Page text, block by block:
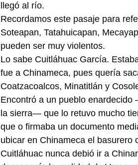
llegó al río.
Recordamos este pasaje para
Soteapan, Tatahuicapan,
pueden ser muy violentos.
Lo sabe Cuitláhuac García.
fue a Chinameca, pues quería
Coatzacoalcos, Minatitlán y
Encontró a un pueblo
la sierra— que lo retuvo mucho
que o firmaba un documento
ubicar en Chinameca el basurero
Cuitláhuac nunca debió ir a